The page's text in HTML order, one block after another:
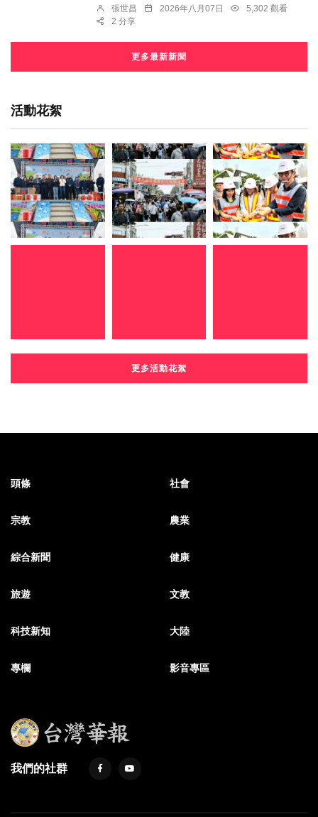
張世昌 2026年八月07日
5,302 觀看
2 分享
更多最新新聞
活動花絮
更多活動花絮
頭條 社會
宗教 農業
綜合新聞 健康
旅遊 文教
科技新知 大陸
專欄 影音專區
我們的社群